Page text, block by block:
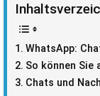
WhatsApp:
So können Sie
Chats und